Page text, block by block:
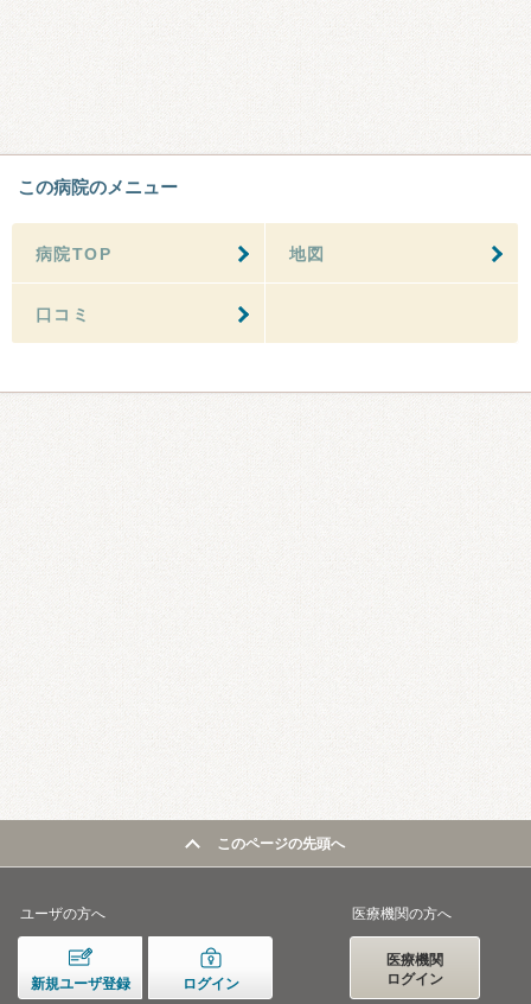
この病院のメニュー
病院TOP 地図
口コミ
このページの先頭へ
ユーザの方へ
新規ユーザ登録 ログイン
医療機関の方へ
医療機関
ログイン